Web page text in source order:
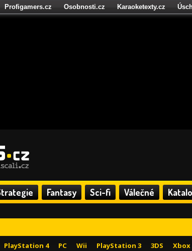
Fantasy Sci-fi Válečné
PlayStation 4 PC Wii PlayStation 3 3DS Xbox
Profigamers.cz Osobnosti.cz Karaoketexty.cz